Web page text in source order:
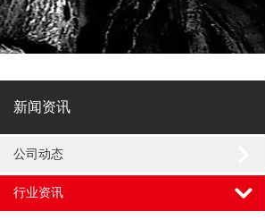
新闻资讯
公司动态
行业资讯